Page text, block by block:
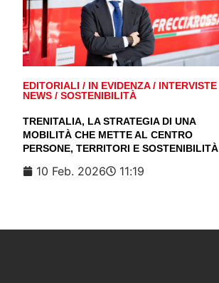
EDITORIALI / IN EVIDENZA/ INTERVISTE
NEWS / SOSTENIBILITÀ
TRENITALIA, LA STRATEGIA DI UNA
MOBILITÀ CHE METTE AL CENTRO
PERSONE, TERRITORI E SOSTENIBILITÀ
10 Feb. 2026 11:19